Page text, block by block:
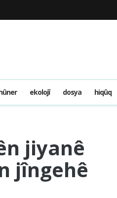
ekolojî dosya hiqûq
jiyanê
jîngehê